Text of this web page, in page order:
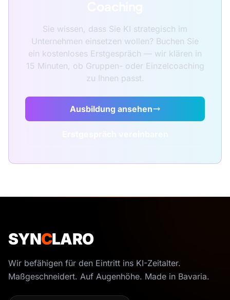
Sie wissen, dass Sie KI strategisch im
Unternehmen einsetzen wollen? Buchen Sie
ein kostenloses Erstgespräch — wir klären in
15 Minuten, ob Gruppen- oder Einzelcoaching
zu Ihnen passt.
Ausbildung ansehen
SYNCLARO
Wir befähigen für den Eintritt ins KI-Zeitalter.
Maßgeschneidert. Auf Augenhöhe. Made in Bavaria.